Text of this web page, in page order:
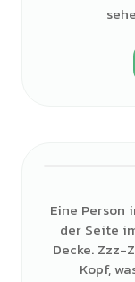
Eine
der Seite
Decke. Zzz-
Kopf,